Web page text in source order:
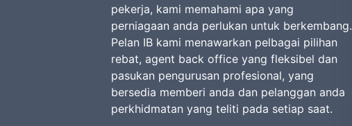
pekerja, kami memahami apa yang
perniagaan anda perlukan untuk berkembang.
Pelan IB kami menawarkan pelbagai pilihan
rebat, agent back office yang fleksibel dan
pasukan pengurusan profesional, yang
bersedia memberi anda dan pelanggan anda
perkhidmatan yang teliti pada setiap saat.